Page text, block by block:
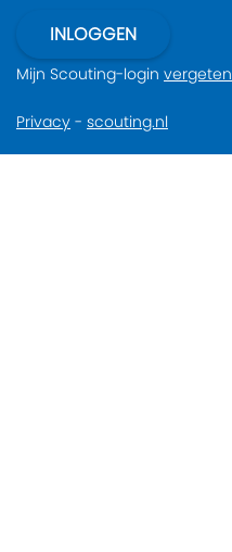
Mijn Scouting-login vergeten
Privacy - scouting.nl